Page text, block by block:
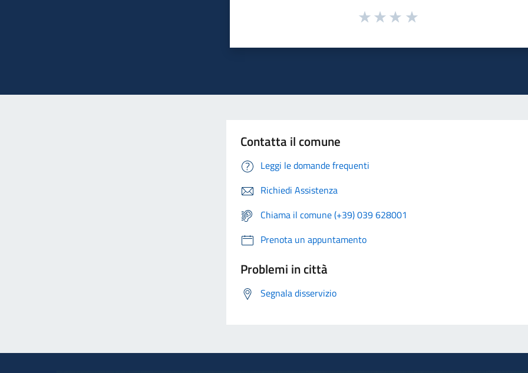
Contatta il comune
Leggi le domande frequenti
Richiedi Assistenza
Chiama il comune (+39) 039 628001
Prenota un appuntamento
Problemi in città
Segnala disservizio